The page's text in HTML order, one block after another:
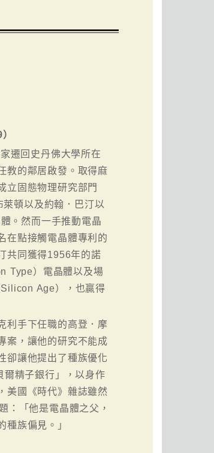
遷回史丹佛大學所在
教的鄰居啟發。取得麻
立固態物理研究部門
頓以及約翰．巴汀以
。然而一手推動電晶
在點接觸電晶體專利的
共同獲得1956年的諾
Type）電晶體以及場
Age），也贏得
利手下任職的高登．摩
案，讓他的研究不能成
卻讓他提出了種族優化
爾精子銀行」，以身作
美國《時代》雜誌雖然
：「他是電晶體之父，
種族偏見。」